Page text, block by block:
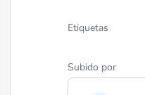
Etiquetas
Subido por